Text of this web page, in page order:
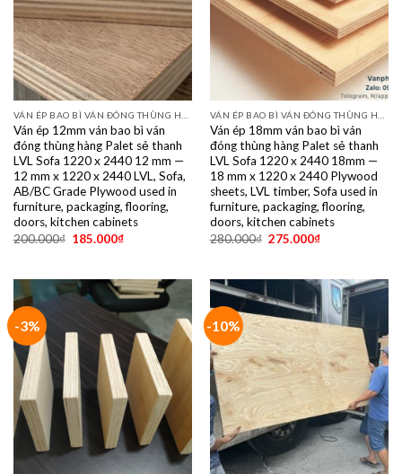
VÁN ÉP BAO BÌ VÁN ĐÓNG THÙNG HÀNG PALET SẺ THANH LVL SOFA VÁN LÓT SÀN GIÁ RẺ
Ván ép 12mm ván bao bì ván
đóng thùng hàng Palet sẻ thanh
LVL Sofa 1220 x 2440 12 mm —
12 mm x 1220 x 2440 LVL, Sofa,
AB/BC Grade Plywood used in
furniture, packaging, flooring,
doors, kitchen cabinets
200.000₫ 185.000₫
VÁN ÉP BAO BÌ VÁN ĐÓNG THÙNG HÀNG PALET SẺ THANH LVL SOFA VÁN LÓT SÀN GIÁ RẺ
Ván ép 18mm ván bao bì ván
đóng thùng hàng Palet sẻ thanh
LVL Sofa 1220 x 2440 18mm —
18 mm x 1220 x 2440 Plywood
sheets, LVL timber, Sofa used in
furniture, packaging, flooring,
doors, kitchen cabinets
280.000₫ 275.000₫
-3% -10%